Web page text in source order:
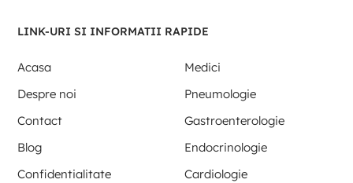
LINK-URI SI INFORMATII RAPIDE
Acasa
Medici
Despre noi
Pneumologie
Contact
Gastroenterologie
Blog
Endocrinologie
Confidentialitate
Cardiologie